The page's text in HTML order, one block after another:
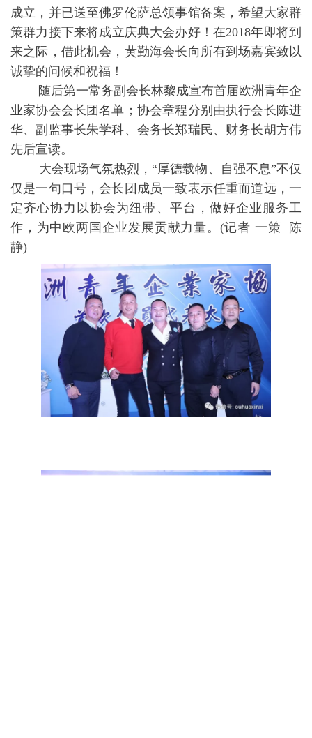
成立，并已送至佛罗伦萨总领事馆备案，希望大家群
策群力接下来将成立庆典大会办好！在2018年即将到
来之际，借此机会，黄勤海会长向所有到场嘉宾致以
诚挚的问候和祝福！
随后第一常务副会长林黎成宣布首届欧洲青年企
业家协会会长团名单；协会章程分别由执行会长陈进
华、副监事长朱学科、会务长郑瑞民、财务长胡方伟
先后宣读。
大会现场气氛热烈，“厚德载物、自强不息”不仅
仅是一句口号，会长团成员一致表示任重而道远，一
定齐心协力以协会为纽带、平台，做好企业服务工
作，为中欧两国企业发展贡献力量。(记者 一策 陈
静)